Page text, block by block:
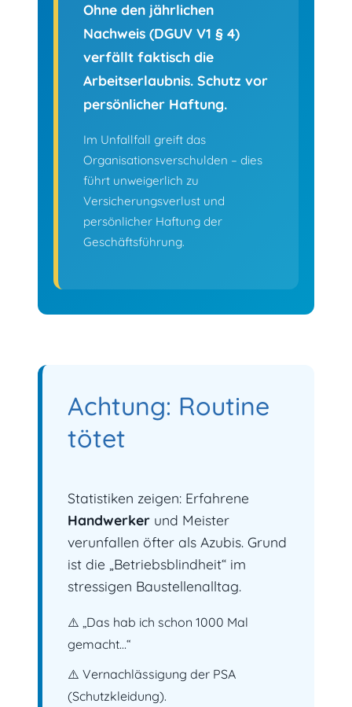
Ohne den jährlichen
Nachweis (DGUV V1 § 4)
verfällt faktisch die
Arbeitserlaubnis. Schutz vor
persönlicher Haftung.
Im Unfallfall greift das
Organisationsverschulden – dies
führt unweigerlich zu
Versicherungsverlust und
persönlicher Haftung der
Geschäftsführung.
Achtung: Routine
tötet
Statistiken zeigen: Erfahrene
Handwerker und Meister
verunfallen öfter als Azubis. Grund
ist die „Betriebsblindheit“ im
stressigen Baustellenalltag.
⚠️ „Das hab ich schon 1000 Mal
gemacht…“
⚠️ Vernachlässigung der PSA
(Schutzkleidung).